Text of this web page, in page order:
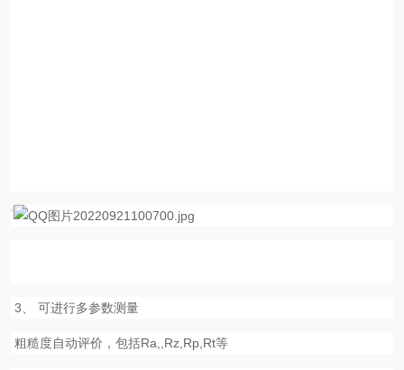
3、 可进行多参数测量
粗糙度自动评价，包括Ra,,Rz,Rp,Rt等